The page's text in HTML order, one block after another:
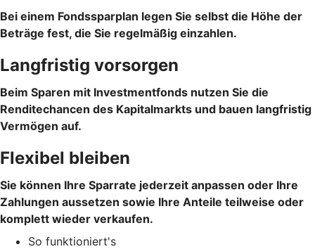
Bei einem Fondssparplan legen Sie selbst die Höhe der
Beträge fest, die Sie regelmäßig einzahlen.
Langfristig vorsorgen
Beim Sparen mit Investmentfonds nutzen Sie die
Renditechancen des Kapitalmarkts und bauen langfristig
Vermögen auf.
Flexibel bleiben
Sie können Ihre Sparrate jederzeit anpassen oder Ihre
Zahlungen aussetzen sowie Ihre Anteile teilweise oder
komplett wieder verkaufen.
So funktioniert's